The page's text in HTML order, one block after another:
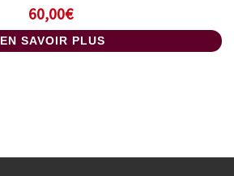
60,00€
EN SAVOIR PLUS